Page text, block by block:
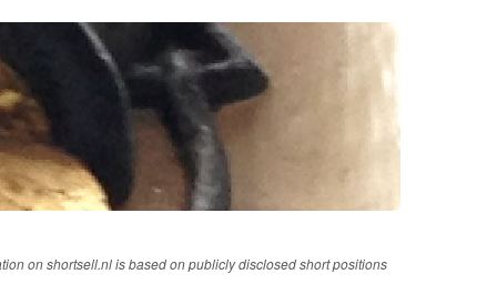
on shortsell.nl is based on publicly disclosed short positions